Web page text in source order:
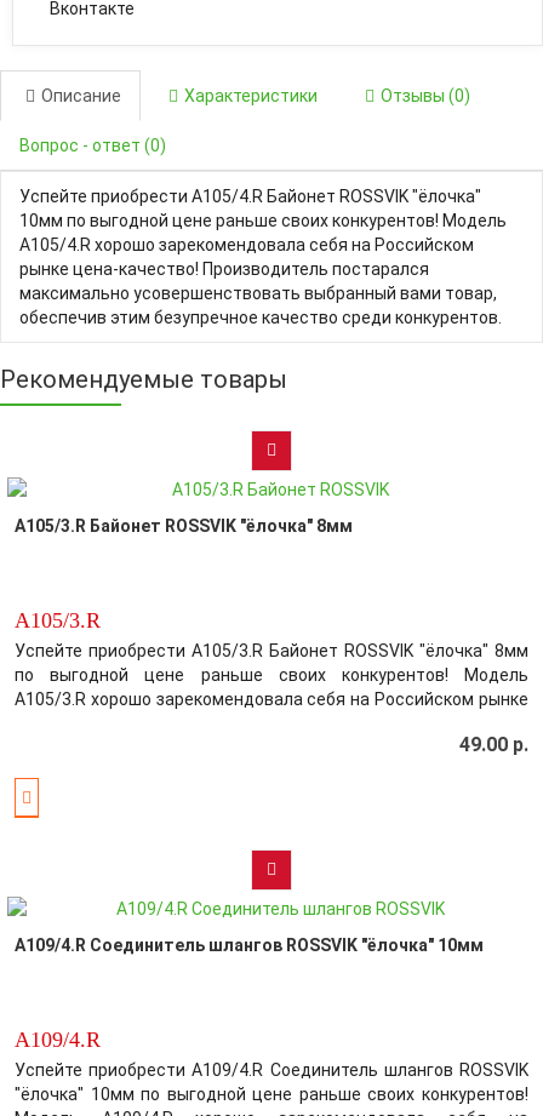
Вконтакте
Описание Характеристики Отзывы (0)
Вопрос - ответ (0)
Успейте приобрести A105/4.R Байонет ROSSVIK "ёлочка"
10мм по выгодной цене раньше своих конкурентов! Модель
A105/4.R хорошо зарекомендовала себя на Российском
рынке цена-качество! Производитель постарался
максимально усовершенствовать выбранный вами товар,
обеспечив этим безупречное качество среди конкурентов.
Рекомендуемые товары
A105/3.R Байонет ROSSVIK "ёлочка" 8мм
A105/3.R
Успейте приобрести A105/3.R Байонет ROSSVIK "ёлочка" 8мм
по выгодной цене раньше своих конкурентов! Модель
A105/3.R хорошо зарекомендовала себя на Российском рынке
усовершенствовать выбранный вами товар, обеспечив этим
49.00 р.
A109/4.R Соединитель шлангов ROSSVIK "ёлочка" 10мм
A109/4.R
Успейте приобрести A109/4.R Соединитель шлангов ROSSVIK
"ёлочка" 10мм по выгодной цене раньше своих конкурентов!